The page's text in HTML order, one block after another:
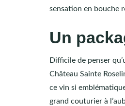
sensation en bouche
Un
Difficile de penser
Château Sainte
ce vin si
grand couturier à